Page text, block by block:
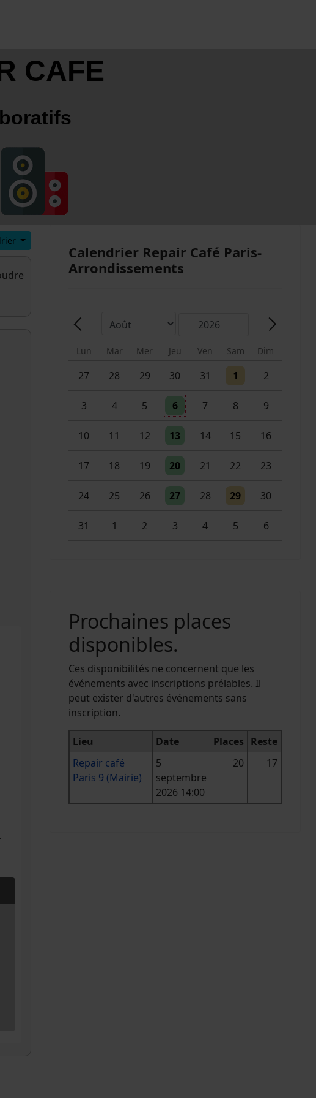
CAFE
.
Calendrier Repair Café Paris-
Arrondissements
Précédent - Mois
Année
Suivant -
Lun Mar Mer Jeu Ven Sam Dim
27 28 29 30
Un évènement
31 1
Un évènement
2
3 4 5 6
Un évènement
7 8 9
10 11 12 13
Un évènement
14 15 16
17 18 19 20
Un évènement
21 22 23
24 25 26 27
Un évènement
28 29
Un évènement
30
31 1 2 3
Un évènement
4 5
2 évènements
6
Prochaines places
disponibles.
Ces disponibilités ne concernent que les
événements avec inscriptions prélables. Il
peut exister d'autres événements sans
inscription.
Lieu Date Places Reste
Repair café
Paris 9 (Mairie)
5
septembre
2026 14:00
20 17